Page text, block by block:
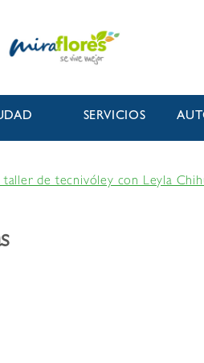
SERVICIOS
taller de tecnivóley con Leyla